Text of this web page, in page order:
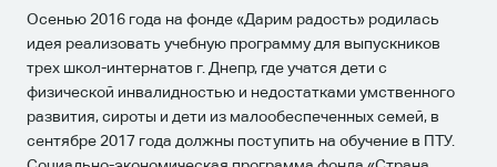
Осенью 2016 года на фонде «Дарим радость» родилась
идея реализовать учебную программу для выпускников
трех школ-интернатов г. Днепр, где учатся дети с
физической инвалидностью и недостатками умственного
развития, сироты и дети из малообеспеченных семей, в
сентябре 2017 года должны поступить на обучение в ПТУ.